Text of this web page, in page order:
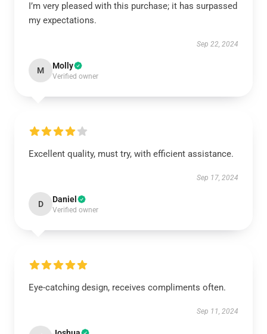
I’m very pleased with this purchase; it has surpassed
my expectations.
Sep 22, 2024
M Molly
Verified owner
Excellent quality, must try, with efficient assistance.
Sep 17, 2024
D Daniel
Verified owner
Eye-catching design, receives compliments often.
Sep 11, 2024